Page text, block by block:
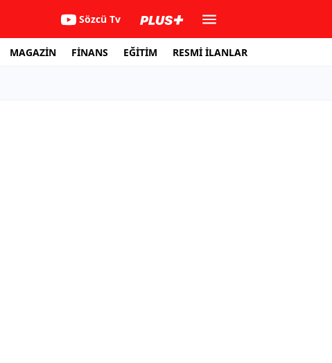
Sözcü Tv
MAGAZİN FİNANS EĞİTİM RESMİ İLANLAR